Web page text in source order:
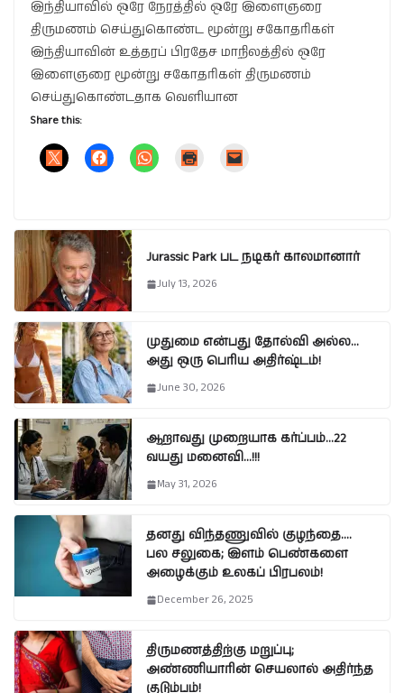
இந்தியாவில் ஒரே நேரத்தில் ஒரே இளைஞரை
திருமணம் செய்துகொண்ட மூன்று சகோதரிகள்
இந்தியாவின் உத்தரப் பிரதேச மாநிலத்தில் ஒரே
இளைஞரை மூன்று சகோதரிகள் திருமணம்
செய்துகொண்டதாக வெளியான
Share this:
Jurassic Park பட நடிகர் காலமானார்
July 13, 2026
முதுமை என்பது தோல்வி அல்ல…
அது ஒரு பெரிய அதிர்ஷ்டம்!
June 30, 2026
ஆறாவது முறையாக கர்ப்பம்…22
வயது மனைவி…!!!
May 31, 2026
தனது விந்தணுவில் குழந்தை….
பல சலுகை; இளம் பெண்களை
அழைக்கும் உலகப் பிரபலம்!
December 26, 2025
திருமணத்திற்கு மறுப்பு;
அண்ணியாரின் செயலால் அதிர்ந்த
குடும்பம்!